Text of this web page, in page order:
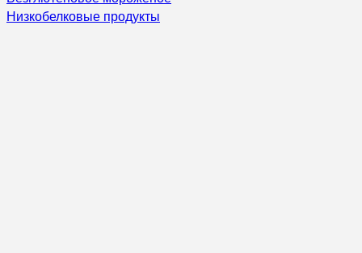
Низкобелковые продукты